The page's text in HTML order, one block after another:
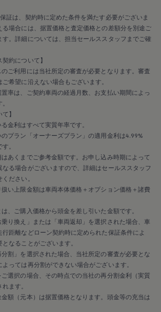
整備情報
ザーガイド
上の注意
車リサイクル法
ティプログラム
プログラム
テナンスプログラム
保証ウォルフィサポート
スタマーセンター
ヤパンク補償
Pre-Owned”の品質とは
保証サービスガイド
の約束
取
ーン/ファイナンスプログラム
ーゲンについて
概要
概要EN
情報
ディーラー地域別採用情報
・リスク管理・コンプライアンス
リース
証は、契約時に定めた条件を満たす必要がございま
る場合には、据置価格と査定価格との差額分を別途ご
す。詳細については、担当セールススタッフまでご確
契約について】
ご利用には当社所定の審査が必要となります。審査
希望に沿えない場合もございます。
率は、ご契約車両の経過月数、お支払い期間によっ
】
金利はすべて実質年率です。
プラン「オーナーズプラン」の適用金利は4.99%
。
あくまでご参考金額です。お申し込み時期によって
なる場合がございますので、詳細はセールススタッフ
ださい。
い上限金額は車両本体価格＋オプション価格＋諸費
、ご購入価格から頭金を差し引いた金額です。
り換え」または「車両返却」を選択された場合、車
行距離などローン契約時に定められた保証条件によ
なることがございます。
割」を選択された場合、当社所定の審査が必要とな
よっては再分割ができない場合がございます。
選択の場合、その時点での当社の再分割金利（実質
ます。
額（元本）は据置価格となります。頭金等の充当は